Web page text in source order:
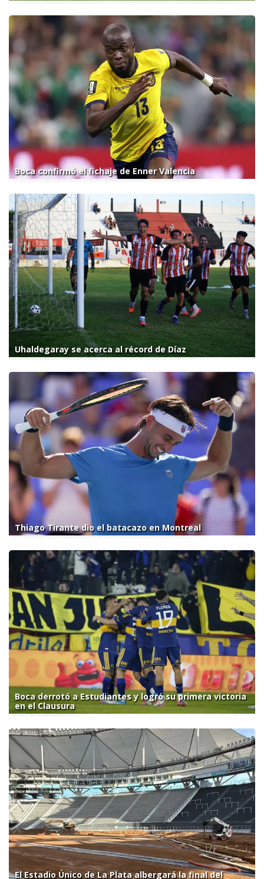
Boca confirmó el fichaje de Enner Valencia
Uhaldegaray se acerca al récord de Díaz
Thiago Tirante dio el batacazo en Montreal
Boca derrotó a Estudiantes y logró su primera victoria
en el Clausura
El Estadio Único de La Plata albergará la final del